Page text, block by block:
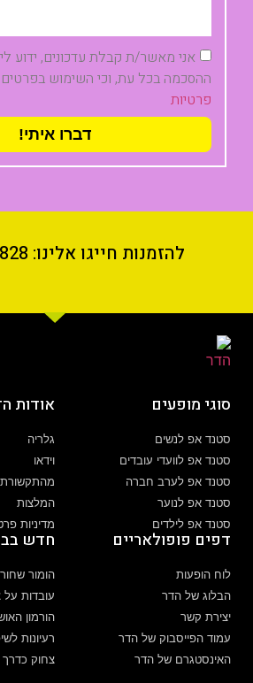
אני מאשר/ת קבלת עדכונים, ידוע
ההסכמה בכל עת, וכי השימוש
פרטיות
דברו איתי!
להזמנות חייגו אלינו: 077-2313828
סוגי מופעים
סטנד אפ לנשים
סטנד אפ לוועדי עובדים
סטנד אפ לערב חברה
סטנד אפ לנוער
סטנד אפ לילדים
אודות
גלריה
וידאו
מהתקשורת
המלצות
מדיניות
דפים פופולאריים
לוח הופעות
הבלוג של הדר
יצירת קשר
עמוד הפייסבוק של הדר
האינסטגרם של הדר
חדש
הומור שחור
עובדות על
הורמון
רעיונות
צחוק כדרך